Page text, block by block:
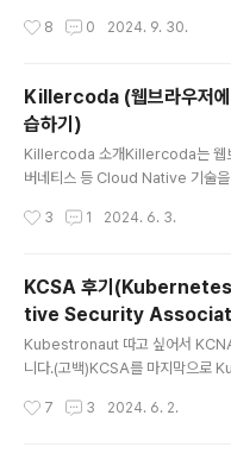
행사 홈페이지 : https://kcd-
쿠버네티스와 오픈소를 활용하여
축한 경험담을 인상깊게 들어서 정
송지형 님의 1. 자율주행 업계 상
Safety Regulation)이 자동차 제
화하여 자동차 제조업체들은 '사망
연도가 점점 뒤로 밀리고 있음. - 압
8 0 2024. 9. 30.
Killercoda (웹브라우저에
습하기)
Killercoda 소개Killercoda는 웹
버네티스 등 Cloud Native 기술을
보시면, 쿠버네티스 말고도 다양한
신청하기Creator로 신청하면, 실
도 있다는 사실을 알게 되어 관련
reator 신청하기 : https://
s - 구성 가능한 실습환경 예시 :
3 1 2024. 6. 3.
KCSA 후기
tive Security
Kubestronaut 따고 싶어서
니다.(고백)KCSA를 마지막으로
홈페이지: https://
7 3 2024. 6. 2.